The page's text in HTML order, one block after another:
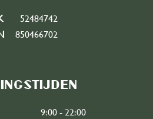
52484742
850466702
9:00 - 22:00